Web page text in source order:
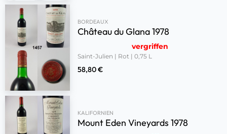
BORDEAUX
Château du Glana 1978
vergriffen
Saint-Julien | Rot | 0,75 L
58,80€
KALIFORNIEN
Mount Eden Vineyards 1978